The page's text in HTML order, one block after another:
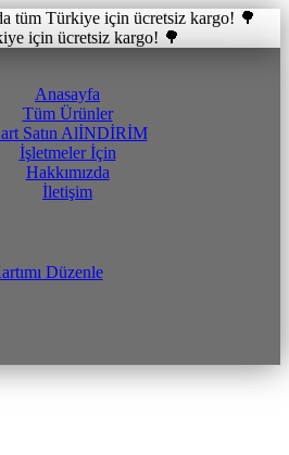
tüm Türkiye için ücretsiz kargo! 🌳
için ücretsiz kargo! 🌳
Anasayfa
Tüm Ürünler
Satın AlİNDİRİM
İşletmeler İçin
Hakkımızda
İletişim
Düzenle